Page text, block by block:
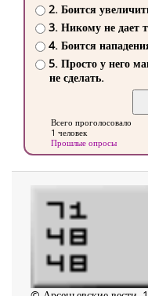
2. Боится
3. Никому не дает
4. Боится
5. Просто у него
не сделать.
Всего проголосовало
1 человек
Прошлые опросы